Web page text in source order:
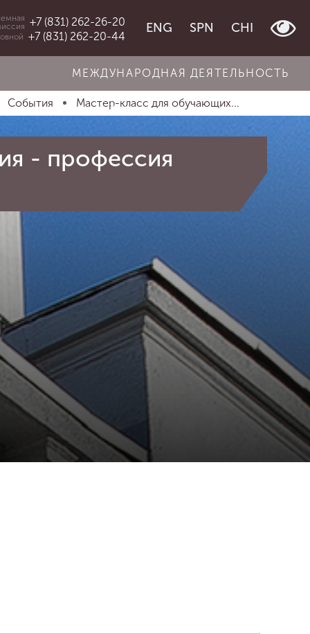
+7 (831) 262-26-20
+7 (831) 262-20-44
ENG SPN CHI
МЕЖДУНАРОДНАЯ ДЕЯТЕЛЬНОСТЬ
События Мастер-класс для обучающих...
- профессия